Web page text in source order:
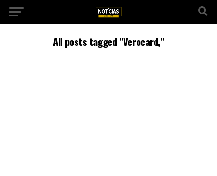
All posts tagged "Verocard,"